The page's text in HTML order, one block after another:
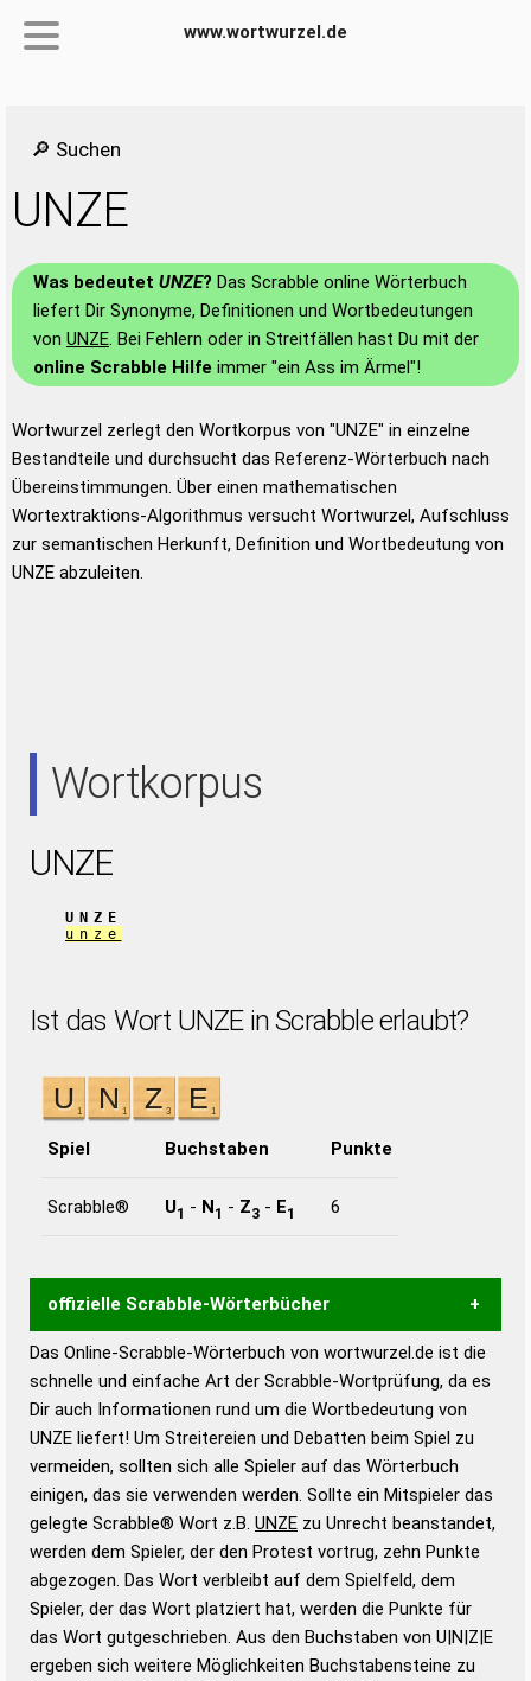
www.wortwurzel.de
🔎 Suchen
UNZE
Was bedeutet UNZE? Das Scrabble online Wörterbuch
liefert Dir Synonyme, Definitionen und Wortbedeutungen
von UNZE. Bei Fehlern oder in Streitfällen hast Du mit der
online Scrabble Hilfe immer "ein Ass im Ärmel"!
Wortwurzel zerlegt den Wortkorpus von "UNZE" in einzelne
Bestandteile und durchsucht das Referenz-Wörterbuch nach
Übereinstimmungen. Über einen mathematischen
Wortextraktions-Algorithmus versucht Wortwurzel, Aufschluss
zur semantischen Herkunft, Definition und Wortbedeutung von
UNZE abzuleiten.
Wortkorpus
UNZE
UNZE
unze
Ist das Wort UNZE in Scrabble erlaubt?
Spiel Buchstaben Punkte
Scrabble® U1 - N1 - Z3 - E1 6
offizielle Scrabble-Wörterbücher
Wortwurzel liefert mit Hilfe eines semantischen
Wortanalyse-Algorithmus gute Anhaltspunkte zu
Wortbedeutung, Worttrennung und Wortform, um die
Gültigkeit eines Wortes für das Scrabble-Spiel zu
bestimmen!
zugelassene Turnier Scrabble-
Wörterbücher sind:
Duden – Standardwerk in 12 Bänden
Duden – Richtiges und gutes
Deutsch
Duden – Die deutsche Grammatik
Das Online-Scrabble-Wörterbuch von wortwurzel.de ist die
schnelle und einfache Art der Scrabble-Wortprüfung, da es
Dir auch Informationen rund um die Wortbedeutung von
UNZE liefert! Um Streitereien und Debatten beim Spiel zu
vermeiden, sollten sich alle Spieler auf das Wörterbuch
einigen, das sie verwenden werden. Sollte ein Mitspieler das
gelegte Scrabble® Wort z.B. UNZE zu Unrecht beanstandet,
werden dem Spieler, der den Protest vortrug, zehn Punkte
abgezogen. Das Wort verbleibt auf dem Spielfeld, dem
Spieler, der das Wort platziert hat, werden die Punkte für
das Wort gutgeschrieben. Aus den Buchstaben von U|N|Z|E
ergeben sich weitere Möglichkeiten Buchstabensteine zu